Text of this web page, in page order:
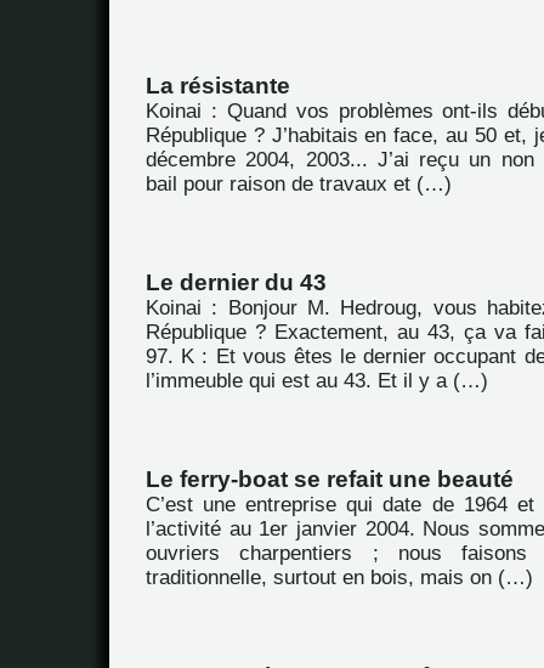
La résistante
Koinai : Quand vos problèmes ont-ils
République ? J’habitais en face, au 50 et,
décembre 2004, 2003... J’ai reçu un non
bail pour raison de travaux et (…)
Le dernier du 43
Koinai : Bonjour M. Hedroug, vous
République ? Exactement, au 43, ça va
97. K : Et vous êtes le dernier occupant
l’immeuble qui est au 43. Et il y a (…)
Le ferry-boat se refait une beauté
C’est une entreprise qui date de 1964
l’activité au 1er janvier 2004. Nous
ouvriers charpentiers ; nous
traditionnelle, surtout en bois, mais on (…)